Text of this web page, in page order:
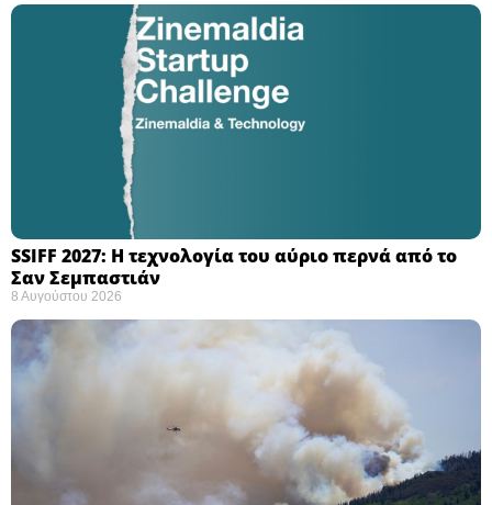
SSIFF 2027: Η τεχνολογία του αύριο περνά από το
Σαν Σεμπαστιάν ​
8 Αυγούστου 2026